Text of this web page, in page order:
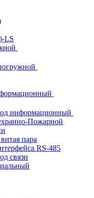
LS
информационный
Пожарной
пара
RS-485
связи